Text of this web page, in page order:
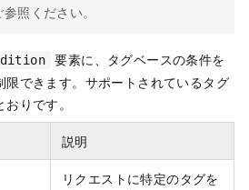
照ください。
要素に、タグベースの条件を
限できます。サポートされているタグ
りです。
説明
リクエストに特定のタグを